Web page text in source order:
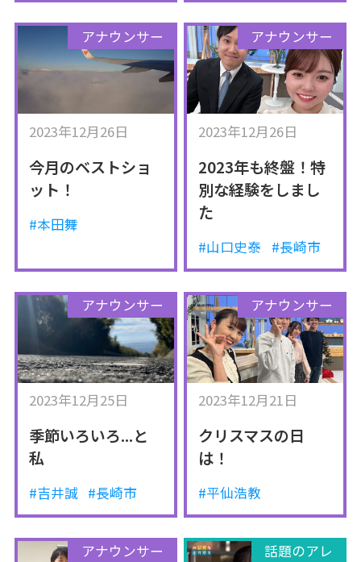
2023年12月26日
今月のベストショ
ット！
#本田舞
アナウンサー
2023年12月26日
2023年も終盤！特
別な経験をしまし
た
#山口史泰 #長崎市
アナウンサー
2023年12月25日
季節いろいろ...と
私
#吉井誠 #長崎市
アナウンサー
2023年12月21日
クリスマスの日
は！
#平仙浩教
アナウンサー
アナウンサー 話題のアレ